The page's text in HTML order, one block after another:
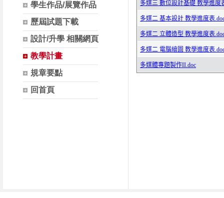
學生作品/展覽作品
歷屆試題下載
設計/升學 相關網頁
教學計畫
規章要點
回首頁